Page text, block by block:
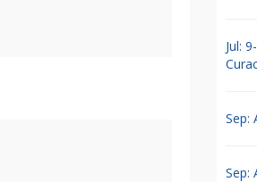
Jul:
Sep:
Sep: